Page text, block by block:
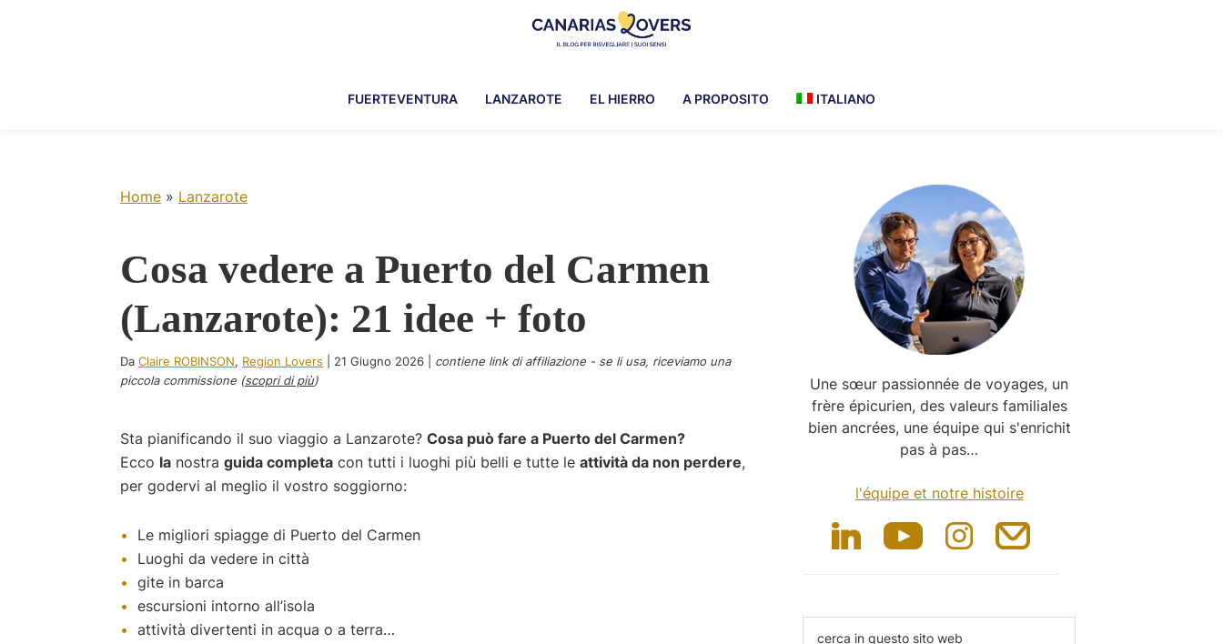
risvegliare
FUERTEVENTURA LANZAROTE EL HIERRO A PROPOSITO ITALIANO
Home » Lanzarote
Cosa vedere a Puerto del Carmen
(Lanzarote): 21 idee + foto
Da Claire ROBINSON, Region Lovers 21 Giugno 2026
contiene link di affiliazione - se li usa, riceviamo una
piccola commissione (scopri di più)
Sta pianificando il suo viaggio a Lanzarote? Cosa può fare a Puerto del Carmen?
Ecco la nostra guida completa con tutti i luoghi più belli e tutte le attività da non perdere,
per godervi al meglio il vostro soggiorno:
Le migliori spiagge di Puerto del Carmen
Luoghi da vedere in città
gite in barca
escursioni intorno all’isola
attività divertenti in acqua o a terra…
Primary
Sidebar
Une sœur passionnée de voyages, un
frère épicurien, des valeurs familiales
bien ancrées, une équipe qui s'enrichit
pas à pas…
l'équipe et notre histoire